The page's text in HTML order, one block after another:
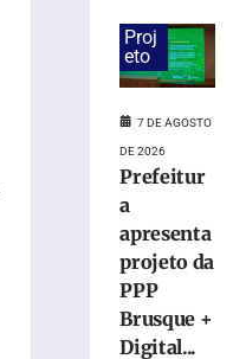
cadáver
condenado
prisão
Proj
eto
7 DE AGOSTO
DE 2026
Prefeitur
a
apresenta
projeto da
PPP
Brusque +
Digital...